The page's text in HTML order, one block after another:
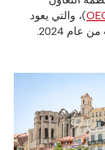
)، والتي يعود
عام 2024.